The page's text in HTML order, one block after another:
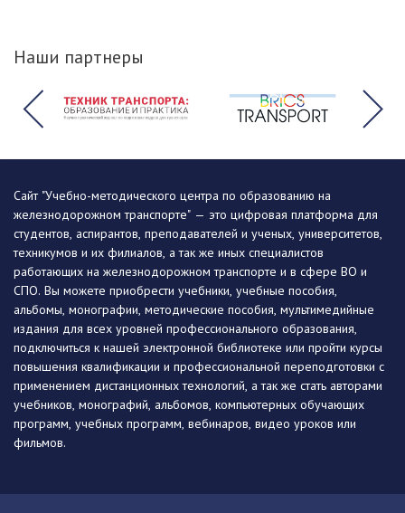
Наши партнеры
Сайт "Учебно-методического центра по образованию на
железнодорожном транспорте" — это цифровая платформа для
студентов, аспирантов, преподавателей и ученых, университетов,
техникумов и их филиалов, а так же иных специалистов
работающих на железнодорожном транспорте и в сфере ВО и
СПО. Вы можете приобрести учебники, учебные пособия,
альбомы, монографии, методические пособия, мультимедийные
издания для всех уровней профессионального образования,
подключиться к нашей электронной библиотеке или пройти курсы
повышения квалификации и профессиональной переподготовки с
применением дистанционных технологий, а так же стать авторами
учебников, монографий, альбомов, компьютерных обучающих
программ, учебных программ, вебинаров, видео уроков или
фильмов.